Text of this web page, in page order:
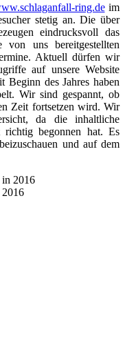
ring.deim
stetig an. Die über
eindrucksvoll das
uns bereitgestellten
Aktuell dürfen wir
auf unsere Website
Beginn des Jahres haben
Wir sind gespannt, ob
Zeit fortsetzen wird. Wir
da die inhaltliche
richtig begonnen hat. Es
und auf dem